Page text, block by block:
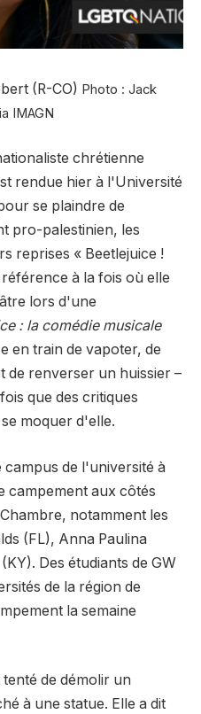
(R-CO) Photo : Jack
IMAGN
chrétienne
rendue hier à l'Université
se plaindre de
pro-palestinien, les
reprises « Beetlejuice !
à la fois où elle
lors d'une
: la comédie musicale
en train de vapoter, de
renverser un huissier –
que des critiques
moquer d'elle.
de l'université à
campement aux côtés
notamment les
(FL), Anna Paulina
Des étudiants de GW
de la région de
la semaine
de démolir un
à une statue. Elle a dit